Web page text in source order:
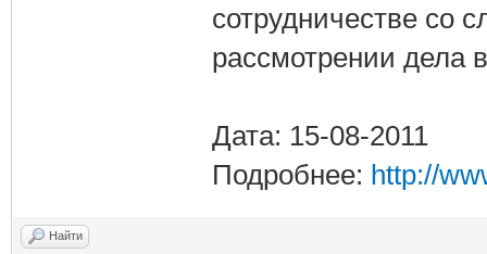
сотрудничестве со
рассмотрении дела
Дата: 15-08-2011
Подробнее: http://
Найти